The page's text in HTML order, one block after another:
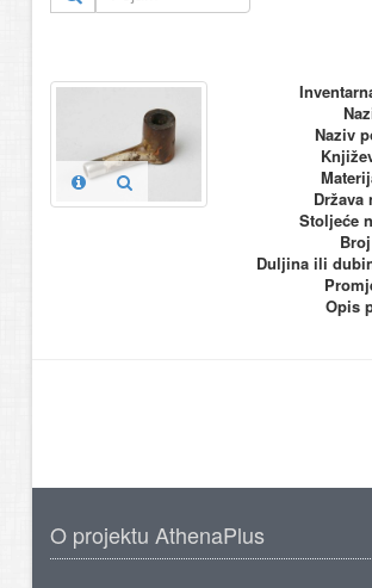
Naziv
Država
Stoljeće
Duljina ili
Opis
O projektu AthenaPlus